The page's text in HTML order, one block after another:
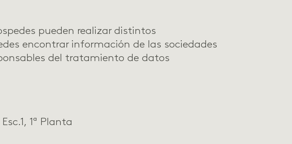
pueden realizar distintos
encontrar información de las sociedades
del tratamiento de datos
1ª Planta